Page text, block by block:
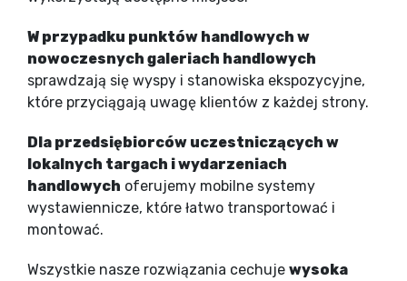
W przypadku punktów handlowych w
nowoczesnych galeriach handlowych
sprawdzają się wyspy i stanowiska ekspozycyjne,
które przyciągają uwagę klientów z każdej strony.
Dla przedsiębiorców uczestniczących w
lokalnych targach i wydarzeniach
handlowych oferujemy mobilne systemy
wystawiennicze, które łatwo transportować i
montować.
Wszystkie nasze rozwiązania cechuje wysoka